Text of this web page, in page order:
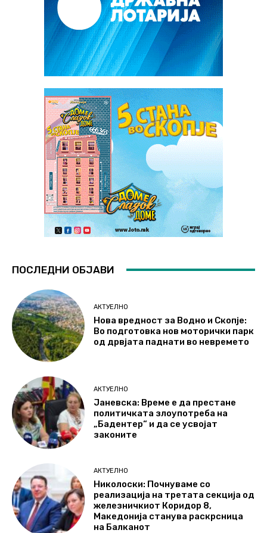
ПОСЛЕДНИ ОБЈАВИ
АКТУЕЛНО
Нова вредност за Водно и Скопје:
Во подготовка нов моторички парк
од дрвјата паднати во невремето
АКТУЕЛНО
Јаневска: Време е да престане
политичката злоупотреба на
„Бадентер“ и да се усвојат
законите
АКТУЕЛНО
Николоски: Почнуваме со
реализација на третата секција од
железничкиот Коридор 8,
Македонија станува раскрсница
на Балканот